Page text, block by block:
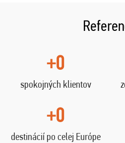
+0
spokojných klientov
+0
destinácií po celej Európe